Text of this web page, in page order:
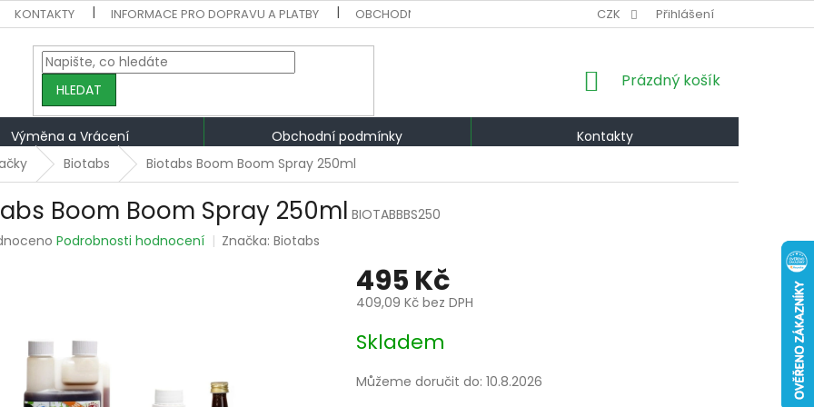
KONTAKTY INFORMACE PRO DOPRAVU A PLATBY OBCHODNÍ PODMÍNKY VÝMĚNA A VRÁCENÍ PODMÍNKY OCHRANY
CZK Přihlášení
HLEDAT
NÁKUPNÍ
Prázdný košík
Výměna a Vrácení Obchodní podmínky
Kontakty
Biotabs Biotabs Boom Boom Spray 250ml
Boom Boom Spray 250ml BIOTABBBS250
Podrobnosti hodnocení Značka:Biotabs
495 Kč
409,09 Kč bez DPH
cena:
Skladem
Můžeme doručit do: 10.8.2026